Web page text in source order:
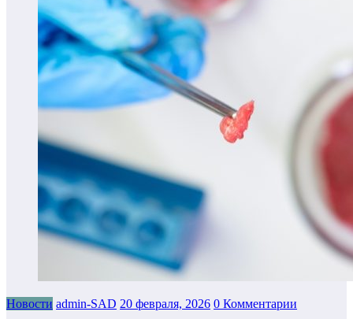
Новости admin-SAD 20 февраля, 2026 0 Комментарии